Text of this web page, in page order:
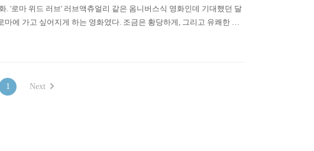
'로마 위드 러브' 러브액츄얼리 같은 옴니버스식 영화인데 기대했던 달
에 가고 싶어지게 하는 영화였다. 조금은 황당하게, 그리고 유쾌한 로
마에 가기전에도 그랬고, 다녀온 후에..
1 Next